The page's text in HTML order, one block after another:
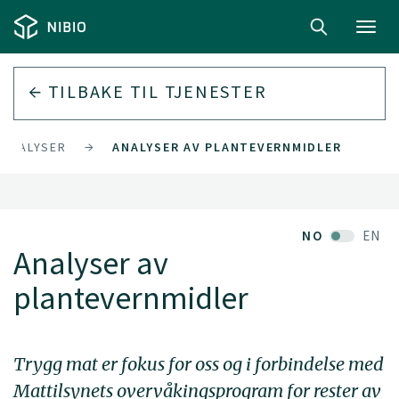
TILBAKE TIL TJENESTER
ANALYSER ANALYSER AV PLANTEVERNMIDLER
NO EN
Analyser av
plantevernmidler
Trygg mat er fokus for oss og i forbindelse med
Mattilsynets overvåkingsprogram for rester av